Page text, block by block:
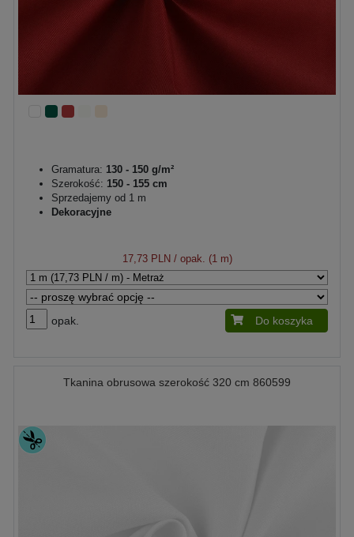
Gramatura: 130 - 150 g/m²
Szerokość: 150 - 155 cm
Sprzedajemy od 1 m
Dekoracyjne
17,73 PLN / opak. (1 m)
opak. Do koszyka
Tkanina obrusowa szerokość 320 cm 860599